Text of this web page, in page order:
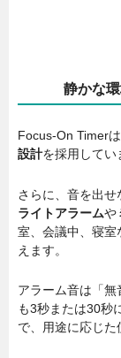
静かな
Focus-On Timer
設計を採用してい
さらに、音を出
ライトアラームや
室、会議中、寝室
えます。
アラーム音は「無
も3秒または30秒
で、用途に応じた